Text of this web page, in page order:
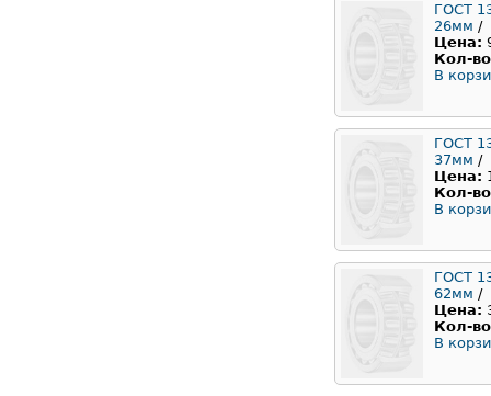
ГОСТ
26мм /
Цена:
Кол-
В
ГОСТ
37мм /
Цена:
Кол-
В
ГОСТ
62мм /
Цена:
Кол-
В